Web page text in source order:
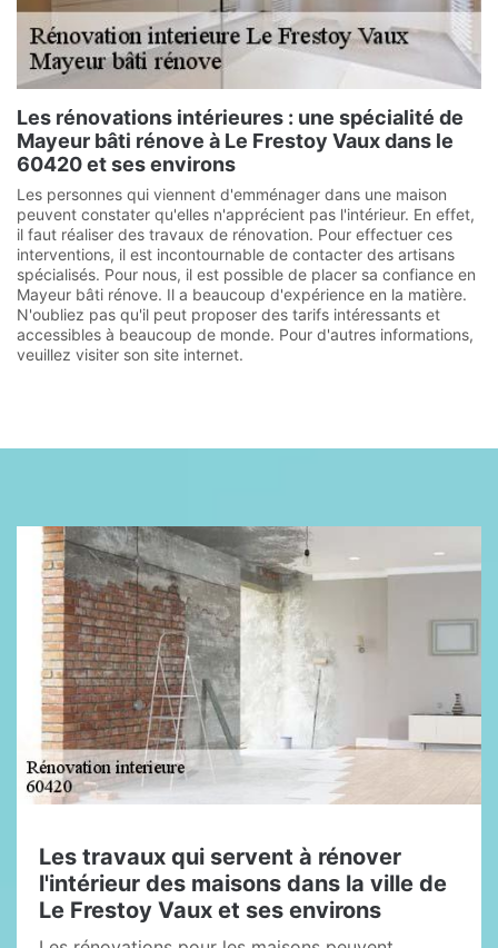
Les rénovations intérieures : une spécialité de
Mayeur bâti rénove à Le Frestoy Vaux dans le
60420 et ses environs
Les personnes qui viennent d'emménager dans une maison
peuvent constater qu'elles n'apprécient pas l'intérieur. En effet,
il faut réaliser des travaux de rénovation. Pour effectuer ces
interventions, il est incontournable de contacter des artisans
spécialisés. Pour nous, il est possible de placer sa confiance en
Mayeur bâti rénove. Il a beaucoup d'expérience en la matière.
N'oubliez pas qu'il peut proposer des tarifs intéressants et
accessibles à beaucoup de monde. Pour d'autres informations,
veuillez visiter son site internet.
Les travaux qui servent à rénover
l'intérieur des maisons dans la ville de
Le Frestoy Vaux et ses environs